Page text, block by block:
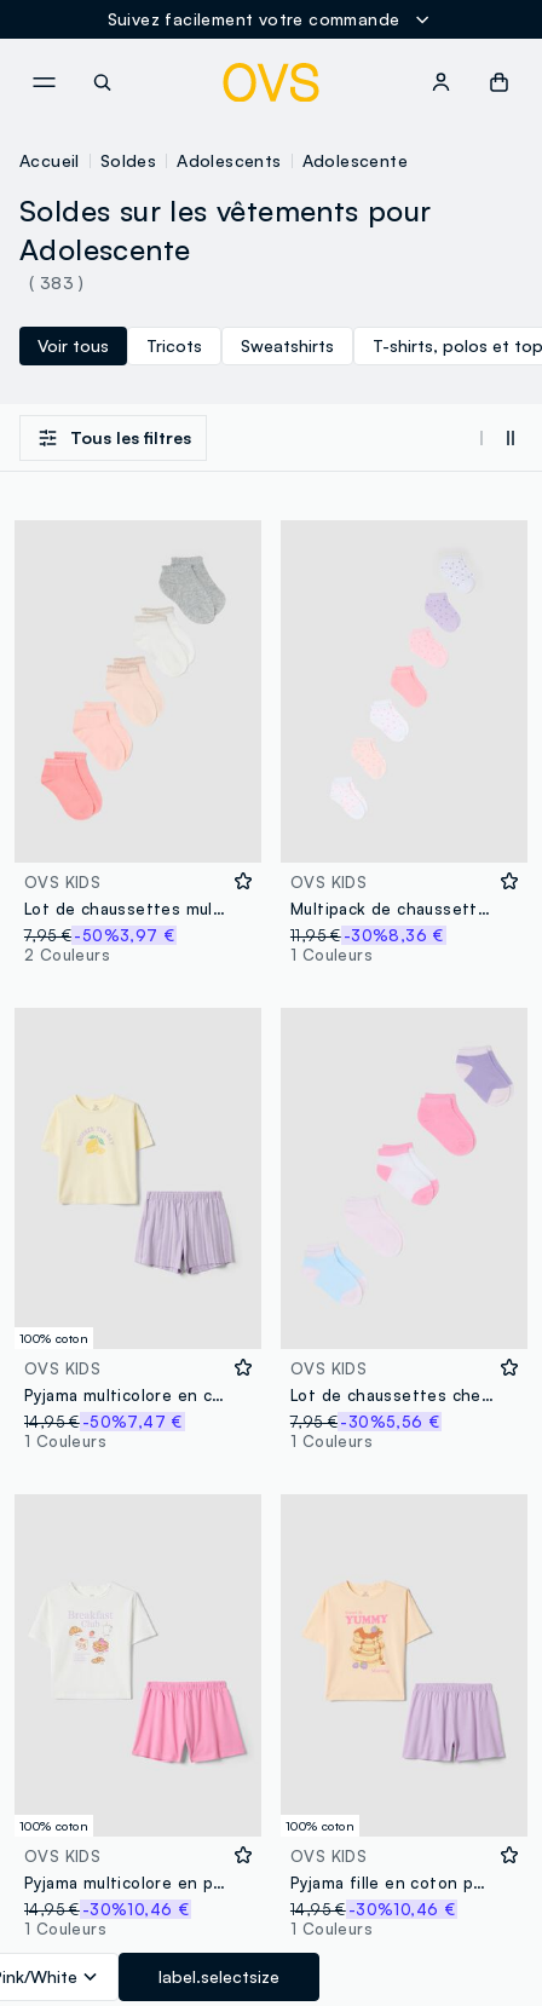
Suivez facilement votre commande
Accueil Soldes Adolescents Adolescente
Soldes sur les vêtements pour
Adolescente
( 383 )
Voir tous Tricots Sweatshirts T-shirts, polos et
Tous les filtres
OVS KIDS
Lot de chaussettes multicolores fille en coton mélangé extensible
7,95 €-50%3,97 €
2 Couleurs
OVS KIDS
Multipack de chaussettes cheville multicolores en mélange de coton bio pour fille
11,95 € -30%8,36 €
1 Couleurs
100% coton
OVS KIDS
Pyjama multicolore en coton bio pour fille
14,95 €-50%7,47 €
1 Couleurs
OVS KIDS
Lot de chaussettes cheville multicolores en coton bio mélangé pour fille
7,95 €-30%5,56 €
1 Couleurs
100% coton
OVS KIDS
Pyjama multicolore en pur coton pour filles, regular fit avec imprimés
14,95 €-30%10,46 €
1 Couleurs
White label.selectsize
100% coton
OVS KIDS
Pyjama fille en coton pur multicolore regular fit avec imprimés
14,95 € -30%10,46 €
1 Couleurs